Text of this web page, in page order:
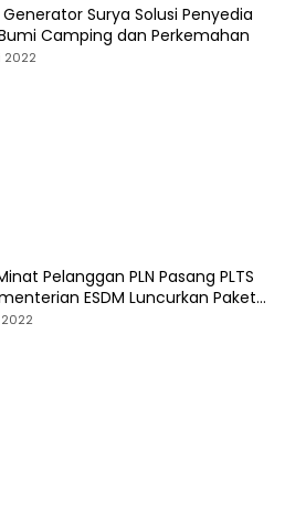
Surya Solusi Penyedia
Camping dan Perkemahan
2022
Pelanggan PLN Pasang PLTS
ESDM Luncurkan Paket
2022